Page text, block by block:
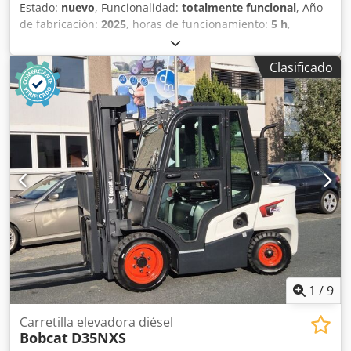
Estado: nuevo, Funcionalidad: totalmente funcional, Año
de fabricación: 2025, horas de funcionamiento: 5 h,
1.600 kg, altura de elevación:
mm, ascensor libre:1.520 mm, tipo de combustible:
eléctrico
, tipo de mástil:triple, altura de construcción:
2.108 mm, longitud de la horquilla:1.150 mm, peso en
vacío:
1.340 kg, longitud total:1.964 mm, tipo de
accionamiento:Elektro, ancho de construcción:820 mm,
Transpaleta Centro de carga: 600 Ancho de la horquilla:
560 mm Tipo de mástil: Triplex Condición: Nuevo Estado
técnico: Nuevo Tipo de neumáticos delanteros: poliuretano
Estado de los neumáticos delanteros: 80 - 100% Tipo de
neumáticos traseros: poliuretano Credswi Acgjpfx Afpjf
Estado de los neumáticos traseros: 80 - 100% Voltaje de la
batería: 24 V Batería Ah: 150 Ah Tipo de batería: iones de
litio Año de fabricación de la batería: 2025 Estado de la
batería: 80 - 100% Carrera inicial, carrera libre completa,
certificado CE, Batería de iones de litio que no requiere
mantenimiento.
Clasificado
1 /9
Carretilla elevadora diésel
Bobcat D35NXS